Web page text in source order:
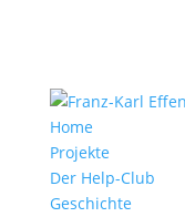
Home
Projekte
Der Help-Club
Geschichte